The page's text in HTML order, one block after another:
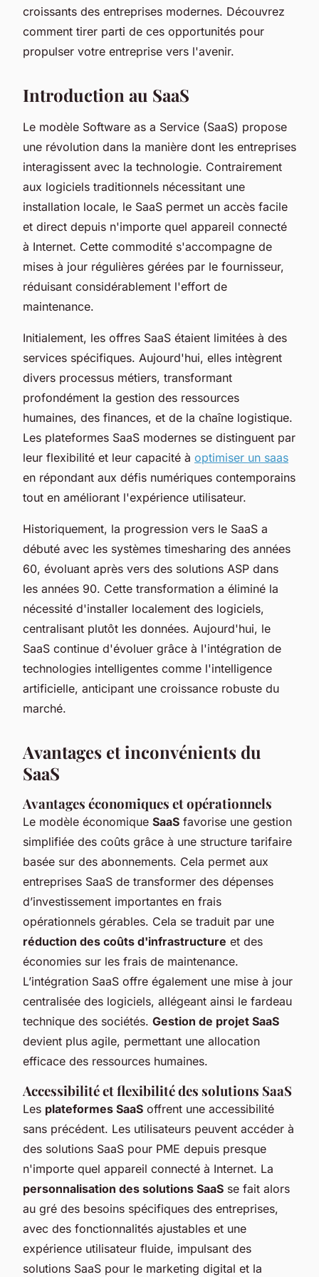
croissants des entreprises modernes. Découvrez
comment tirer parti de ces opportunités pour
propulser votre entreprise vers l'avenir.
Introduction au SaaS
Le modèle Software as a Service (SaaS) propose
une révolution dans la manière dont les entreprises
interagissent avec la technologie. Contrairement
aux logiciels traditionnels nécessitant une
installation locale, le SaaS permet un accès facile
et direct depuis n'importe quel appareil connecté
à Internet. Cette commodité s'accompagne de
mises à jour régulières gérées par le fournisseur,
réduisant considérablement l'effort de
maintenance.
Initialement, les offres SaaS étaient limitées à des
services spécifiques. Aujourd'hui, elles intègrent
divers processus métiers, transformant
profondément la gestion des ressources
humaines, des finances, et de la chaîne logistique.
Les plateformes SaaS modernes se distinguent par
leur flexibilité et leur capacité à optimiser un saas
en répondant aux défis numériques contemporains
tout en améliorant l'expérience utilisateur.
Historiquement, la progression vers le SaaS a
débuté avec les systèmes timesharing des années
60, évoluant après vers des solutions ASP dans
les années 90. Cette transformation a éliminé la
nécessité d'installer localement des logiciels,
centralisant plutôt les données. Aujourd'hui, le
SaaS continue d'évoluer grâce à l'intégration de
technologies intelligentes comme l'intelligence
artificielle, anticipant une croissance robuste du
marché.
Avantages et inconvénients du
SaaS
Avantages économiques et opérationnels
Le modèle économique SaaS favorise une gestion
simplifiée des coûts grâce à une structure tarifaire
basée sur des abonnements. Cela permet aux
entreprises SaaS de transformer des dépenses
d’investissement importantes en frais
opérationnels gérables. Cela se traduit par une
réduction des coûts d'infrastructure et des
économies sur les frais de maintenance.
L’intégration SaaS offre également une mise à jour
centralisée des logiciels, allégeant ainsi le fardeau
technique des sociétés. Gestion de projet SaaS
devient plus agile, permettant une allocation
efficace des ressources humaines.
Accessibilité et flexibilité des solutions SaaS
Les plateformes SaaS offrent une accessibilité
sans précédent. Les utilisateurs peuvent accéder à
des solutions SaaS pour PME depuis presque
n'importe quel appareil connecté à Internet. La
personnalisation des solutions SaaS se fait alors
au gré des besoins spécifiques des entreprises,
avec des fonctionnalités ajustables et une
expérience utilisateur fluide, impulsant des
solutions SaaS pour le marketing digital et la